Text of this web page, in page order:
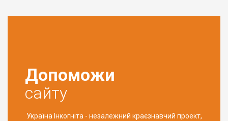
Допоможи
сайту
Україна Інкогніта - незалежний краєзнавчий проект,